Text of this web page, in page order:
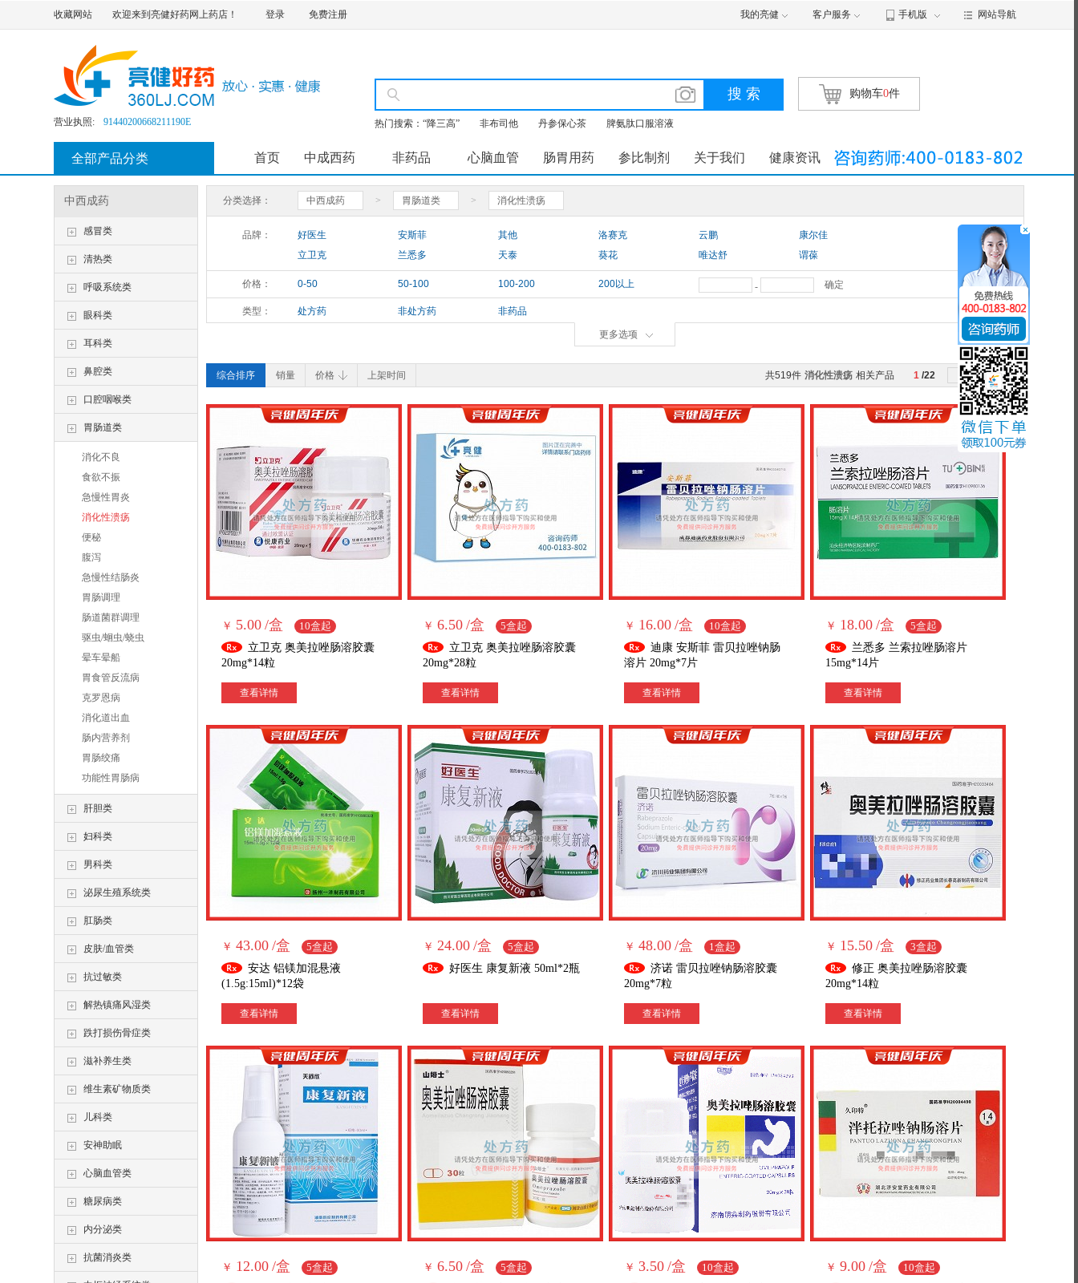
收藏网站 欢迎来到亮健好药网上药店！ 登录 免费注册 网站导航
手机版
客户服务
我的亮健
互联网药品信息服务资格证书:
粤—经营性—2020—0437
药品经营许可证编号:
粤BA7510163
营业执照:
91440200668211190E
第二类医疗器械经营备案凭证:
粤韶食药监械经营备20150035号
食品经营许可证:
JY14402040013102
执业药师注册证:
药品经营许可证编号:
营业执照:
91440200668211190E
医疗器械经营许可证:
粤韶药监械经营许20220105号
第二类医疗器械经营备案凭证:
粤韶食药监械经营备20150035号
食品经营许可证:
执业药师注册证:
201910026440000456
搜 索
热门搜索： “降三高” 非布司他 丹参保心茶 脾氨肽口服溶液
购物车0件
全部产品分类 首页 中成西药 非药品 心脑血管 肠胃用药 参比制剂 关于我们 健康资讯
中西成药
感冒类
清热类
呼吸系统类
眼科类
耳科类
鼻腔类
口腔咽喉类
胃肠道类
消化不良
食欲不振
急慢性胃炎
消化性溃疡
便秘
腹泻
急慢性结肠炎
胃肠调理
肠道菌群调理
驱虫/蛔虫/蛲虫
晕车晕船
胃食管反流病
克罗恩病
消化道出血
肠内营养剂
胃肠绞痛
功能性胃肠病
肝胆类
妇科类
男科类
泌尿生殖系统类
肛肠类
皮肤/血管类
抗过敏类
解热镇痛风湿类
跌打损伤骨症类
滋补养生类
维生素矿物质类
儿科类
安神助眠
心脑血管类
糖尿病类
内分泌类
抗菌消炎类
分类选择： 中西成药 > 胃肠道类 > 消化性溃疡
品牌： 好医生 安斯菲 其他 洛赛克 云鹏
康尔佳
立卫克
兰悉多 天泰 葵花 唯达舒
谓葆
方盛
罗丹
润都
丁齐尔 金珠雅砻 美尔健 丝雨
舒威
丽珠得乐
恒坤 舍兰
盖爽
辅仁
信法丁 其它
更多
价格： 0-50 50-100 100-200 200以上 - 确定
类型： 处方药 非处方药 非药品
更多选项
综合排序 销量 价格 上架时间 共519件 消化性溃疡 相关产品 1 /22
￥ 5.00 /盒
10盒起
立卫克 奥美拉唑肠溶胶囊
20mg*14粒
查看详情
￥ 6.50 /盒
5盒起
立卫克 奥美拉唑肠溶胶囊
20mg*28粒
查看详情
￥ 16.00 /盒
10盒起
迪康 安斯菲 雷贝拉唑钠肠
溶片 20mg*7片
查看详情
￥ 18.00 /盒
5盒起
兰悉多 兰索拉唑肠溶片
15mg*14片
查看详情
￥ 43.00 /盒
5盒起
安达 铝镁加混悬液
(1.5g:15ml)*12袋
查看详情
￥ 24.00 /盒
5盒起
好医生 康复新液 50ml*2瓶
查看详情
￥ 48.00 /盒
1盒起
济诺 雷贝拉唑钠肠溶胶囊
20mg*7粒
查看详情
￥ 15.50 /盒
3盒起
修正 奥美拉唑肠溶胶囊
20mg*14粒
查看详情
￥ 12.00 /盒
5盒起
￥ 6.50 /盒
5盒起
￥ 3.50 /盒
10盒起
￥ 9.00 /盒
10盒起